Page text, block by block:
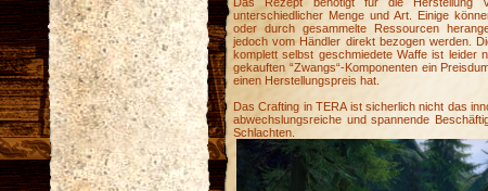
unterschiedlicher Menge und Art. Einige
oder durch gesammelte Ressourcen
jedoch vom Händler direkt bezogen werden.
komplett selbst geschmiedete Waffe ist leider
gekauften “Zwangs“-Komponenten ein
einen Herstellungspreis hat.
Das Crafting in TERA ist sicherlich nicht das
abwechslungsreiche und spannende
Schlachten.